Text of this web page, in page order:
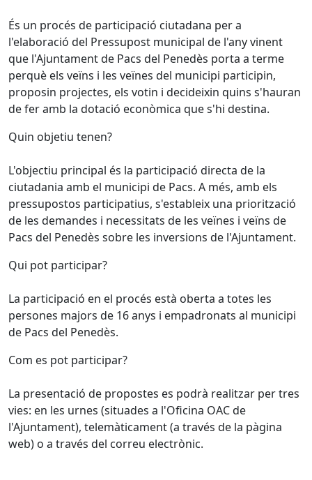
És un procés de participació ciutadana per a
l'elaboració del Pressupost municipal de l'any vinent
que l'Ajuntament de Pacs del Penedès porta a terme
perquè els veïns i les veïnes del municipi participin,
proposin projectes, els votin i decideixin quins s'hauran
de fer amb la dotació econòmica que s'hi destina.
Quin objetiu tenen?
L'objectiu principal és la participació directa de la
ciutadania amb el municipi de Pacs. A més, amb els
pressupostos participatius, s'estableix una priorització
de les demandes i necessitats de les veïnes i veïns de
Pacs del Penedès sobre les inversions de l'Ajuntament.
Qui pot participar?
La participació en el procés està oberta a totes les
persones majors de 16 anys i empadronats al municipi
de Pacs del Penedès.
Com es pot participar?
La presentació de propostes es podrà realitzar per tres
vies: en les urnes (situades a l'Oficina OAC de
l'Ajuntament), telemàticament (a través de la pàgina
web) o a través del correu electrònic.